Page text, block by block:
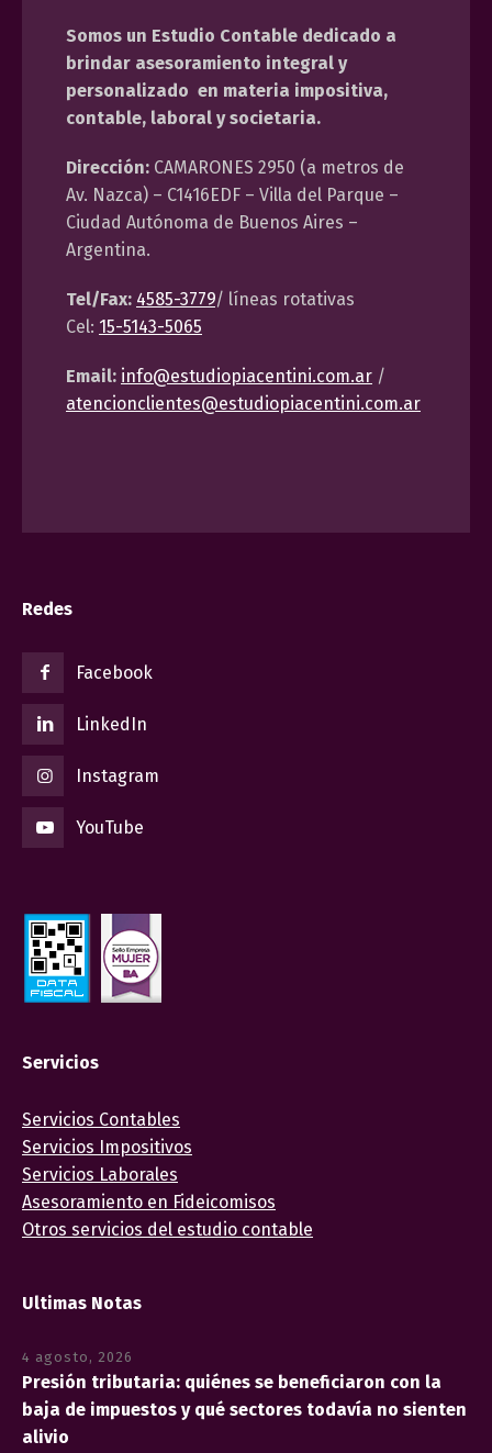
Somos un Estudio Contable dedicado a
brindar asesoramiento integral y
personalizado en materia impositiva,
contable, laboral y societaria.
Dirección: CAMARONES 2950 (a metros de
Av. Nazca) – C1416EDF – Villa del Parque –
Ciudad Autónoma de Buenos Aires –
Argentina.
Tel/Fax: 4585-3779/ líneas rotativas
Cel: 15-5143-5065
Email: info@estudiopiacentini.com.ar /
atencionclientes@estudiopiacentini.com.ar
Redes
Facebook
LinkedIn
Instagram
YouTube
Servicios
Servicios Contables
Servicios Impositivos
Servicios Laborales
Asesoramiento en Fideicomisos
Otros servicios del estudio contable
Ultimas Notas
4 agosto, 2026
Presión tributaria: quiénes se beneficiaron con la
baja de impuestos y qué sectores todavía no sienten
alivio